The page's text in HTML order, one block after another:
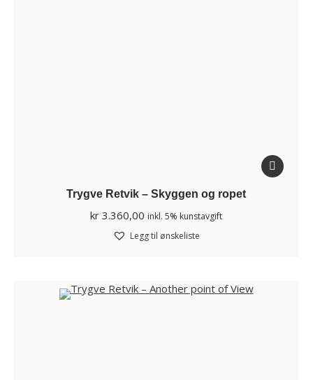
Trygve Retvik – Skyggen og ropet
kr 3.360,00 inkl. 5% kunstavgift
Legg til ønskeliste